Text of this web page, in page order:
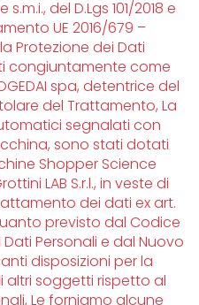
del D.Lgs 101/2018 e
UE 2016/679 –
Protezione dei Dati
congiuntamente come
spa, detentrice del
del Trattamento, La
segnalati con
sono stati dotati
Shopper Science
LAB S.r.l., in veste di
dei dati ex art.
previsto dal Codice
Personali e dal Nuovo
disposizioni per la
altri soggetti rispetto al
Le forniamo alcune